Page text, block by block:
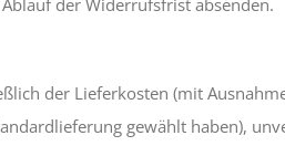
der Lieferkosten (mit
gewählt haben),